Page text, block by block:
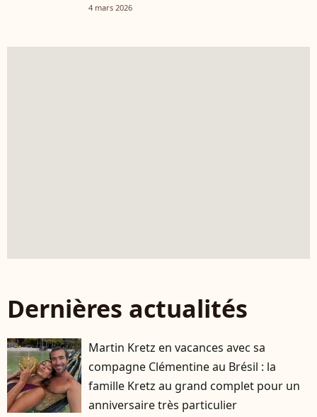
4 mars 2026
Dernières actualités
Martin Kretz en vacances avec sa
compagne Clémentine au Brésil : la
famille Kretz au grand complet pour un
anniversaire très particulier